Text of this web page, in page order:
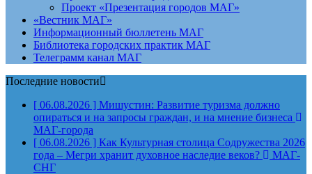
Проект «Презентация городов МАГ»
«Вестник МАГ»
Информационный бюллетень МАГ
Библиотека городских практик МАГ
Телеграмм канал МАГ
Последние новости
[ 06.08.2026 ] Мишустин: Развитие туризма должно
опираться и на запросы граждан, и на мнение бизнеса
МАГ-города
[ 06.08.2026 ] Как Культурная столица Содружества 2026
года – Мегри хранит духовное наследие веков?
МАГ-
СНГ